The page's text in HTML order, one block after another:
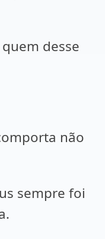
desse
não
sempre foi